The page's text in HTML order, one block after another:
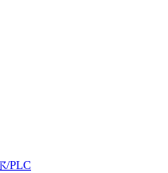
/PLC